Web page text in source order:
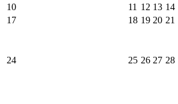
10 11 12 13 14
17
18 19 20 21
24 25 26 27 28